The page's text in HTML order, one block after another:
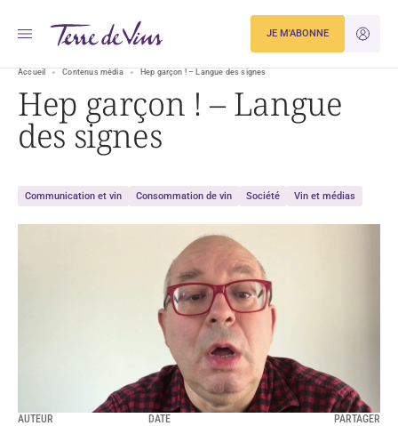
JE
JE M'ABONNE
Accueil Contenus média Hep garçon ! – Langue des signes
Hep garçon ! – Langue
des signes
Communication et vin Consommation de vin Société Vin et médias
AUTEUR DATE PARTAGER